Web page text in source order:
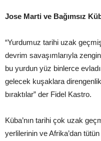
Jose Marti ve Bağımsız
“Yurdumuz tarihi uzak
devrim savaşımlarıyla
bu yurdun yüz binlerce
gelecek kuşaklara
bıraktılar” der Fidel Kastro.
Küba’nın tarihi çok uzak
yerlilerinin ve Afrika’dan